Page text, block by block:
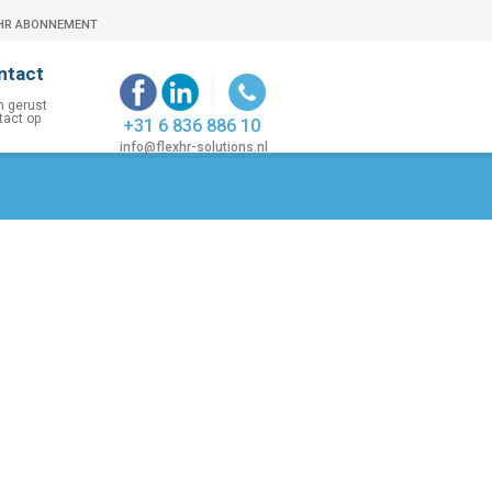
ABONNEMENT
+31 6 836 886 10
info@flexhr-solutions.nl